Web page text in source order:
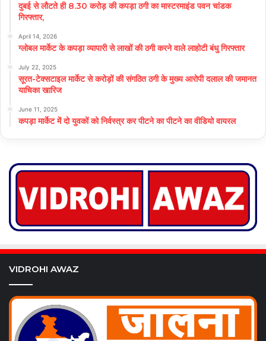
दुबई से लौटते ही 8.30 करोड़ की कपड़ा ठगी का मास्टरमाइंड पवन चांडक
गिरफ्तार,
April 14, 2026
ग्लोबल मार्केट के कपड़ा व्यापारी से लाखों की ठगी करने वाले लाहोटी बंधु गिरफ्तार
July 22, 2025
सूरत-टेक्सटाइल मार्केट से करोड़ों की संगठित ठगी के मुख्य आरोपी दलाल की जमानत
याचिका खारिज
June 11, 2025
कपड़ा मार्केट में दो युवकों को निर्वस्त्र कर पीटने का पीटने का वीडियो वायरल
VIDROHI AWAZ